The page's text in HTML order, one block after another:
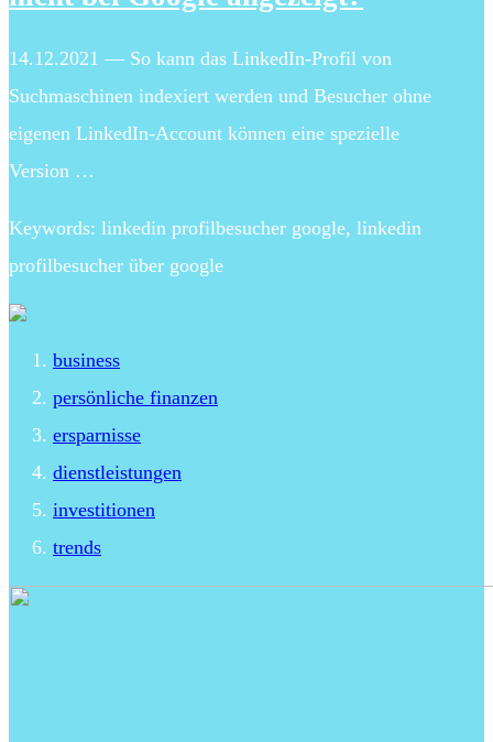
14.12.2021 — So kann das LinkedIn-Profil von
Suchmaschinen indexiert werden und Besucher ohne
eigenen LinkedIn-Account können eine spezielle
Version …
Keywords: linkedin profilbesucher google, linkedin
profilbesucher über google
business
persönliche finanzen
ersparnisse
dienstleistungen
investitionen
trends